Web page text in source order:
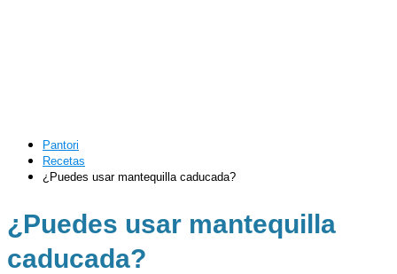
Pantori
Recetas
¿Puedes usar mantequilla caducada?
¿Puedes usar mantequilla
caducada?